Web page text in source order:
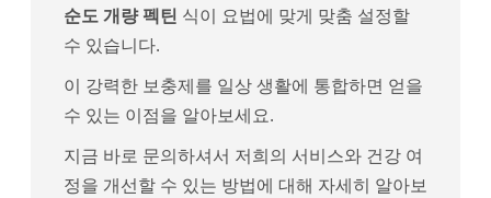
순도 개량 펙틴 식이 요법에 맞게 맞춤 설정할
수 있습니다.
이 강력한 보충제를 일상 생활에 통합하면 얻을
수 있는 이점을 알아보세요.
지금 바로 문의하셔서 저희의 서비스와 건강 여
정을 개선할 수 있는 방법에 대해 자세히 알아보